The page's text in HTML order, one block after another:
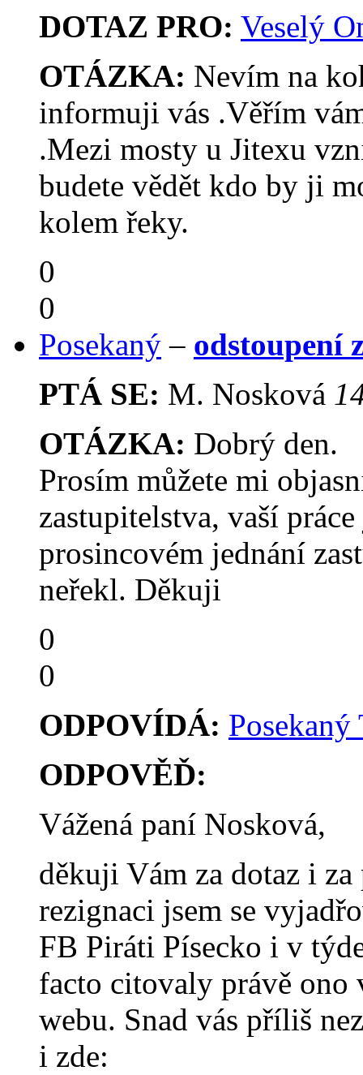
DOTAZ PRO: Veselý
OTÁZKA: Nevím na
informuji vás .Věřím
.Mezi mosty u Jitexu
budete vědět kdo by ji
kolem řeky.
0
0
Posekaný – odstoupení
PTÁ SE: M. Nosková
OTÁZKA: Dobrý den.
Prosím můžete mi
zastupitelstva, vaší
prosincovém jednání
neřekl. Děkuji
0
0
ODPOVÍDÁ: Posekaný
ODPOVĚĎ:
Vážená paní Nosková,
děkuji Vám za dotaz i
rezignaci jsem se
FB Piráti Písecko i v
facto citovaly právě ono
webu. Snad vás příliš
i zde: